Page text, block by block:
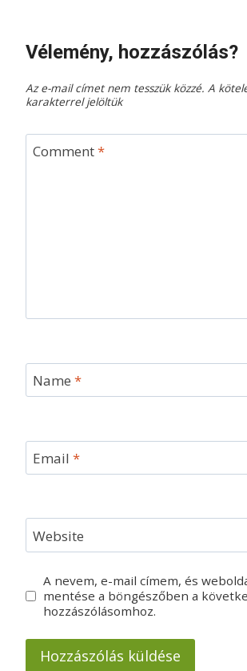
Vélemény, hozzászólás?
Az e-mail címet nem tesszük közzé. A
karakterrel jelöltük
Comment*
Name *
Email *
Website
A nevem, e-mail címem, és
mentése a böngészőben a
hozzászólásomhoz.